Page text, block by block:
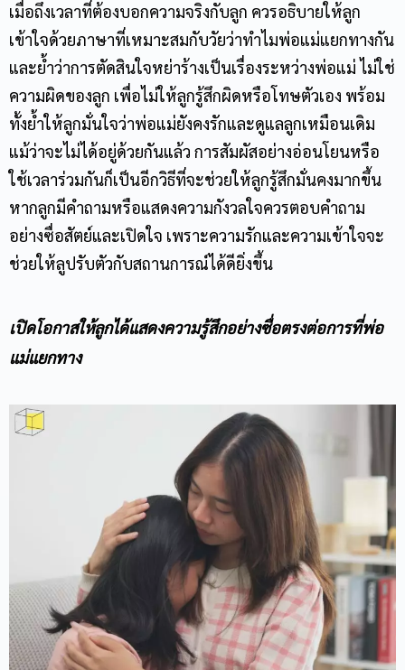
เมื่อถึงเวลาที่ต้องบอกความจริงกับลูก ควรอธิบายให้ลูก
เข้าใจด้วยภาษาที่เหมาะสมกับวัยว่าทำไมพ่อแม่แยกทางกัน
และย้ำว่าการตัดสินใจหย่าร้างเป็นเรื่องระหว่างพ่อแม่ ไม่ใช่
ความผิดของลูก เพื่อไม่ให้ลูกรู้สึกผิดหรือโทษตัวเอง พร้อม
ทั้งย้ำให้ลูกมั่นใจว่าพ่อแม่ยังคงรักและดูแลลูกเหมือนเดิม
แม้ว่าจะไม่ได้อยู่ด้วยกันแล้ว การสัมผัสอย่างอ่อนโยนหรือ
ใช้เวลาร่วมกันก็เป็นอีกวิธีที่จะช่วยให้ลูกรู้สึกมั่นคงมากขึ้น
หากลูกมีคำถามหรือแสดงความกังวลใจควรตอบคำถาม
อย่างซื่อสัตย์และเปิดใจ เพราะความรักและความเข้าใจจะ
ช่วยให้ลูปรับตัวกับสถานการณ์ได้ดียิ่งขึ้น
เปิดโอกาสให้ลูกได้แสดงความรู้สึกอย่างซื่อตรงต่อการที่พ่อ
แม่แยกทาง